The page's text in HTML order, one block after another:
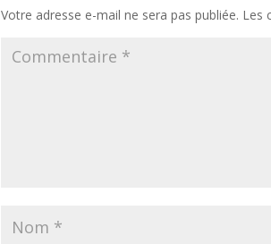
Votre adresse e-mail ne sera pas publiée. Les